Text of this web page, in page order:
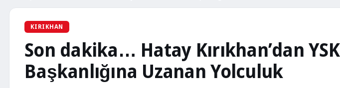
KIRIKHAN
Son dakika… Hatay Kırıkhan’dan YSK
Başkanlığına Uzanan Yolculuk